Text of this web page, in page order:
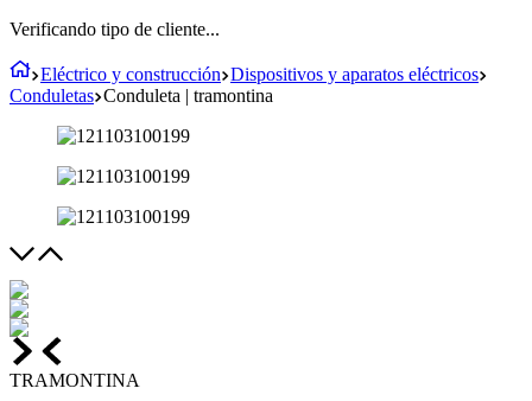
Verificando tipo de cliente...
Eléctrico y construcción Dispositivos y aparatos eléctricos
Conduletas Conduleta | tramontina
TRAMONTINA